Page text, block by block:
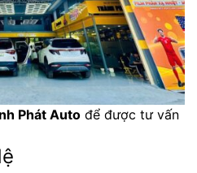
Phát Auto để được tư vấn